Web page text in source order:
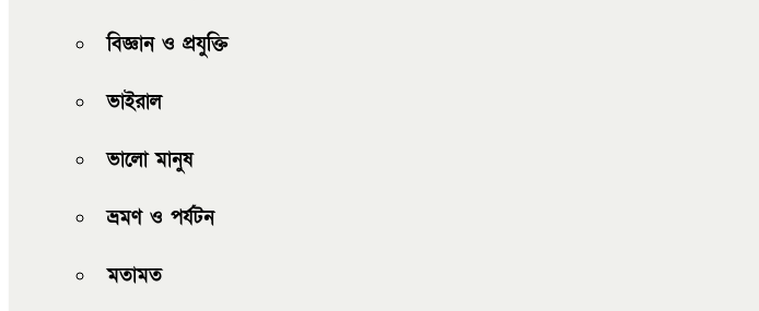
বিজ্ঞান ও প্রযুক্তি
ভাইরাল
ভালো মানুষ
ভ্রমণ ও পর্যটন
মতামত